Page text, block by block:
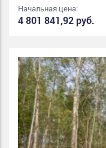
Начальная цена:
4 801 841,92 руб.